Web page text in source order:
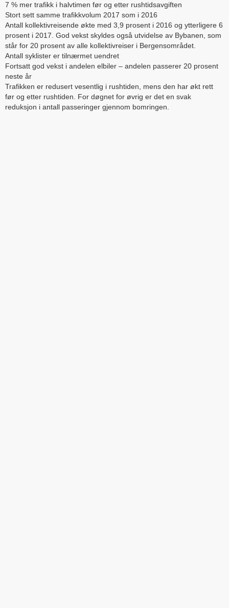
7 % mer trafikk i halvtimen før og etter rushtidsavgiften
Stort sett samme trafikkvolum 2017 som i 2016
Antall kollektivreisende økte med 3,9 prosent i 2016 og ytterligere 6
prosent i 2017. God vekst skyldes også utvidelse av Bybanen, som
står for 20 prosent av alle kollektivreiser i Bergensområdet.
Antall syklister er tilnærmet uendret
Fortsatt god vekst i andelen elbiler – andelen passerer 20 prosent
neste år
Trafikken er redusert vesentlig i rushtiden, mens den har økt rett
før og etter rushtiden. For døgnet for øvrig er det en svak
reduksjon i antall passeringer gjennom bomringen.